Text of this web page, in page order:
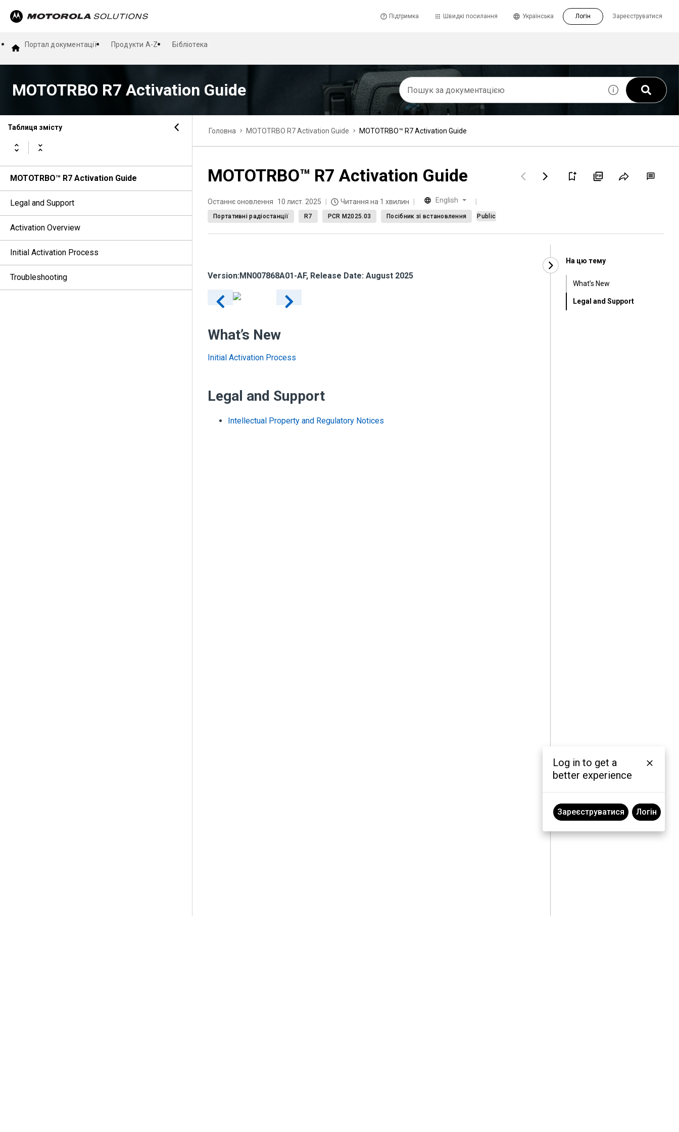
Підтримка Швидкі посилання Зареєструватися
Українська Логін
Портал документації Продукти A-Z Бібліотека
MOTOTRBO R7 Activation Guide
Таблиця змісту
MOTOTRBO™ R7 Activation Guide
Legal and Support
Activation Overview
Initial Activation Process
Troubleshooting
Головна MOTOTRBO R7 Activation Guide MOTOTRBO™ R7 Activation Guide
MOTOTRBO™ R7 Activation Guide
Останнє оновлення 10 лист. 2025 Читання на 1 хвилин English
Портативні радіостанції R7 PCR M2025.03 Посібник зі встановлення Public
Version:MN007868A01-AF, Release Date: August 2025
What’s New
Initial Activation Process
Legal and Support
Intellectual Property and Regulatory Notices
На цю тему
What’s New
Legal and Support
Log in to get a
better experience
Зареєструватися Логін